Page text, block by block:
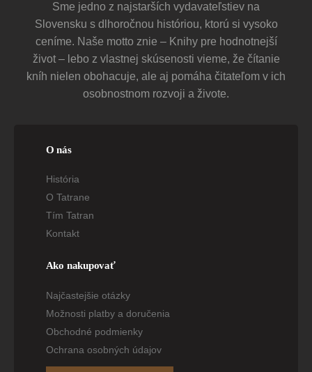
Sme jedno z najstarších vydavateľstiev na
Slovensku s dlhoročnou históriou, ktorú si vysoko
ceníme. Naše motto znie – Knihy pre hodnotnejší
život – lebo z vlastnej skúsenosti vieme, že čítanie
kníh nielen obohacuje, ale aj pomáha čitateľom v ich
osobnostnom rozvoji a živote.
O nás
História
O Tatrane
Tím Tatran
Kontakt
Ako nakupovať
Najčastejšie otázky
Možnosti platby a doručenia
Obchodné podmienky
Ochrana osobných údajov